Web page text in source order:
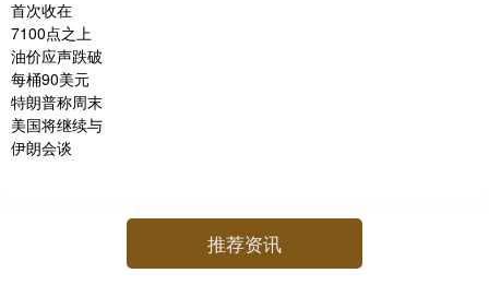
推荐资讯